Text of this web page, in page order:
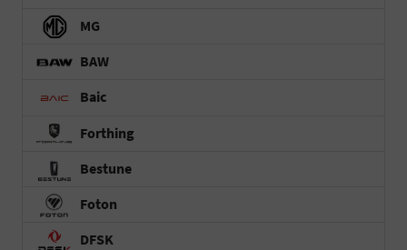
MG
BAW
Baic
Forthing
Bestune
Foton
DFSK